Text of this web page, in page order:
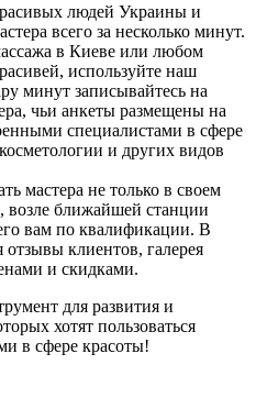
людей Украины и
всего за несколько минут.
в Киеве или любом
используйте наш
минут записывайтесь на
чьи анкеты размещены на
специалистами в сфере
и других видов
мастера не только в своем
возле ближайшей станции
вам по квалификации. В
клиентов, галерея
и скидками.
для развития и
хотят пользоваться
в сфере красоты!